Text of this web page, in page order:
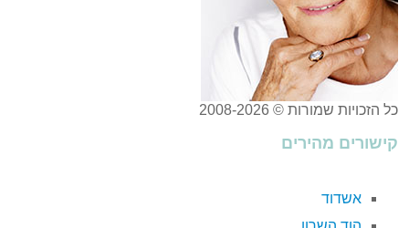
כל הזכויות שמורות © 2008-2026
קישורים מהירים
אשדוד